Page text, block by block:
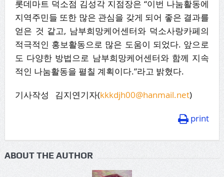
롯데마트 덕소점 김성각 지점장은 “이번 나눔활동에
지역주민들 또한 많은 관심을 갖게 되어 좋은 결과를
얻은 것 같고, 남부희망케어센터와 덕소사랑카페의
적극적인 홍보활동으로 많은 도움이 되었다. 앞으로
도 다양한 방법으로 남부희망케어센터와 함께 지속
적인 나눔활동을 펼칠 계획이다.”라고 밝혔다.
기사작성 김지연기자(kkkdjh00@hanmail.net)
print
ABOUT THE AUTHOR